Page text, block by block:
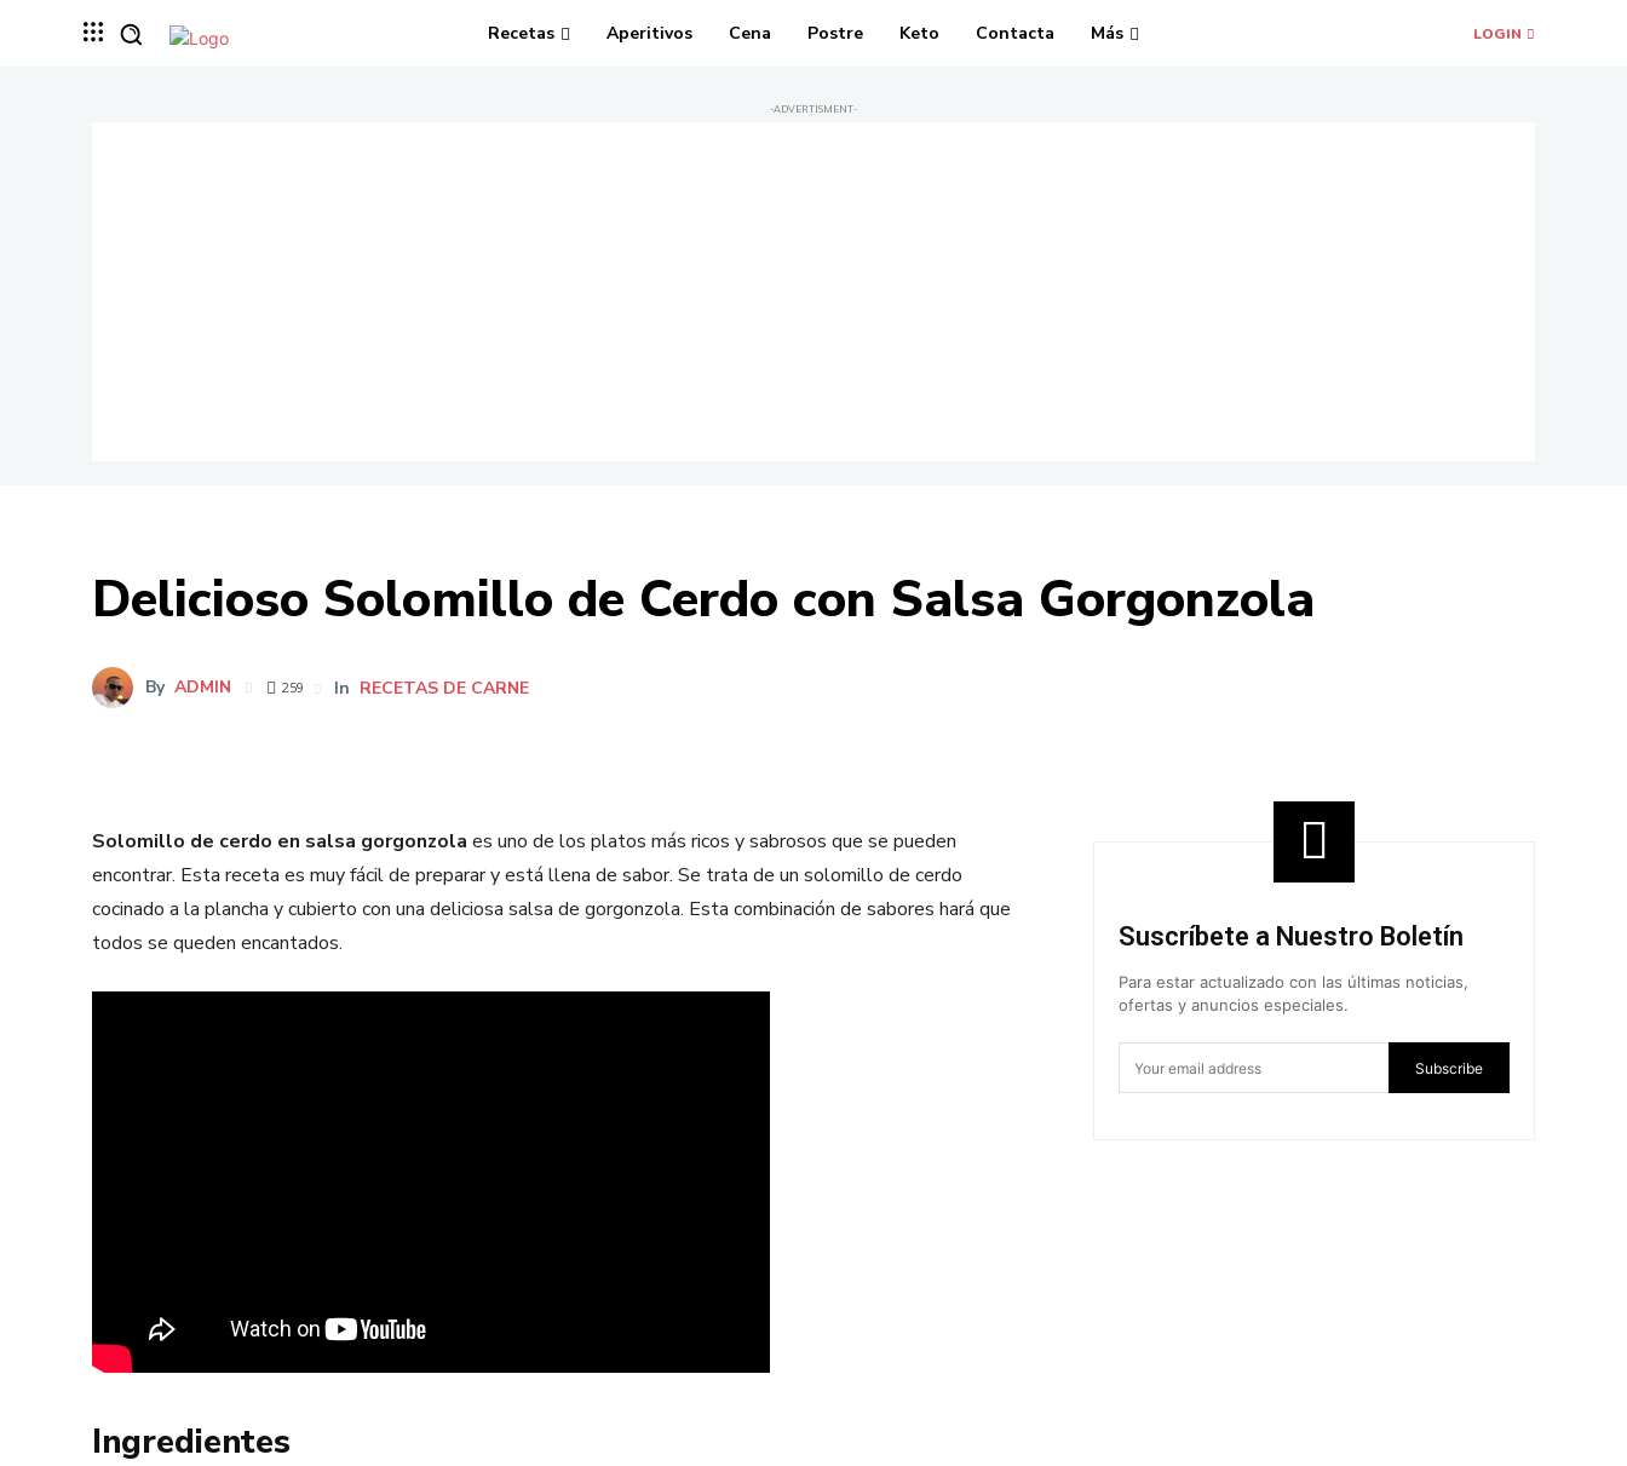
Recetas Aperitivos Cena Postre Keto Contacta Más LOGIN
-ADVERTISMENT-
Delicioso Solomillo de Cerdo con Salsa Gorgonzola
By ADMIN 259 In RECETAS DE CARNE
Solomillo de cerdo en salsa gorgonzola es uno de los platos más ricos y sabrosos que se pueden
encontrar. Esta receta es muy fácil de preparar y está llena de sabor. Se trata de un solomillo de cerdo
cocinado a la plancha y cubierto con una deliciosa salsa de gorgonzola. Esta combinación de sabores hará que
todos se queden encantados.
Ingredientes
Suscríbete a Nuestro Boletín
Para estar actualizado con las últimas noticias,
ofertas y anuncios especiales.
Subscribe